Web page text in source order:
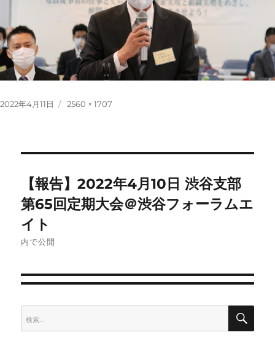
投
2022年4月11日
フ
ズ
2560 × 1707
稿
ナ
ゲ
ー
【報告】2022年4月10日 渋谷支部
第65回定期大会＠渋谷フォーラムエ
イト
内で公開
検
索:
検